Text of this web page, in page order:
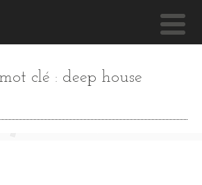
**** CHERRY BLOSSOM ****
clé : deep house